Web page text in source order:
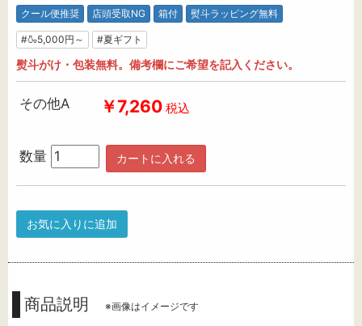
クール便推奨 店頭受取NG 箱付 熨斗ラッピング無料
#🍶5,000円～ #夏ギフト
熨斗がけ・包装無料。備考欄にご希望を記入ください。
その他A ￥7,260 税込
数量 カートに入れる
お気に入りに追加
商品説明 ※画像はイメージです